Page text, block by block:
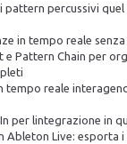
pattern percussivi
in tempo reale
e Pattern Chain per
tempo reale
per lintegrazione in
Ableton Live: esporta